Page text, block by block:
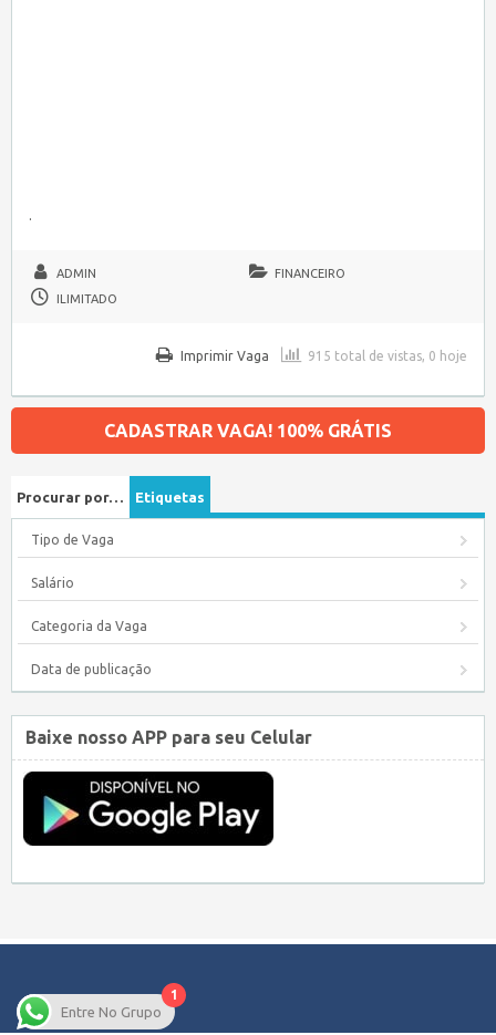
.
ADMIN
FINANCEIRO
ILIMITADO
915 total de vistas, 0 hoje
Imprimir Vaga
CADASTRAR VAGA! 100% GRÁTIS
Procurar por… Etiquetas
Tipo de Vaga
Salário
Categoria da Vaga
Data de publicação
Baixe nosso APP para seu Celular
1
Entre No Grupo